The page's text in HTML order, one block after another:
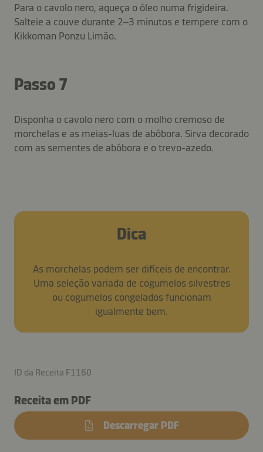
Para o cavolo nero, aqueça o óleo numa frigideira.
Salteie a couve durante 2–3 minutos e tempere com o
Kikkoman Ponzu Limão.
Passo 7
Disponha o cavolo nero com o molho cremoso de
morchelas e as meias-luas de abóbora. Sirva decorado
com as sementes de abóbora e o trevo-azedo.
Dica
As morchelas podem ser difíceis de encontrar.
Uma seleção variada de cogumelos silvestres
ou cogumelos congelados funcionam
igualmente bem.
ID da Receita F1160
Receita em PDF
Descarregar PDF